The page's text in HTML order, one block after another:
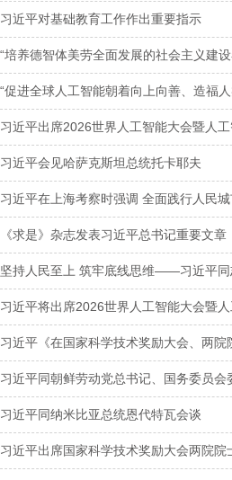
习近平对基础教育工作作出重要指示
习近平会见哈萨克斯坦总统托卡耶夫
习近平在上海考察时强调 全面践行人民
坚持人民至上 筑牢底线思维——习近平同
习近平同纳米比亚总统恩代特瓦会谈